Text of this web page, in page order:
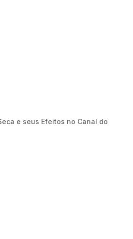
e seus Efeitos no Canal do